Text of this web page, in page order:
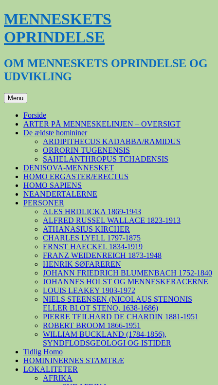
Hop
til
indhold
MENNESKETS
OPRINDELSE
OM MENNESKETS OPRINDELSE OG
UDVIKLING
Menu
Forside
ARTER PÅ MENNESKELINJEN – OVERSIGT
De ældste homininer
ARDIPITHECUS KADABBA/RAMIDUS
ORRORIN TUGENENSIS
SAHELANTHROPUS TCHADENSIS
DENISOVA-MENNESKET
HOMO ERGASTER/ERECTUS
HOMO SAPIENS
NEANDERTALERNE
PERSONER
ALES HRDLICKA 1869-1943
ALFRED RUSSEL WALLACE 1823-1913
ATHANASIUS KIRCHER
CHARLES LYELL 1797-1875
ERNST HAECKEL 1834-1919
FRANZ WEIDENREICH 1873-1948
HENRIK SØFAREREN
JOHANN FRIEDRICH BLUMENBACH 1752-1840
JOHANNES HOLST OG MENNESKERACERNE
LOUIS LEAKEY 1903-1972
NIELS STEENSEN (NICOLAUS STENONIS
ELLER BLOT STENO, 1638-1686)
PIERRE TEILHARD DE CHARDIN 1881-1951
ROBERT BROOM 1866-1951
WILLIAM BUCKLAND (1784-1856),
SYNDFLODSGEOLOGI OG ISTIDER
Tidlig Homo
HOMININERNES STAMTRÆ
LOKALITETER
AFRIKA